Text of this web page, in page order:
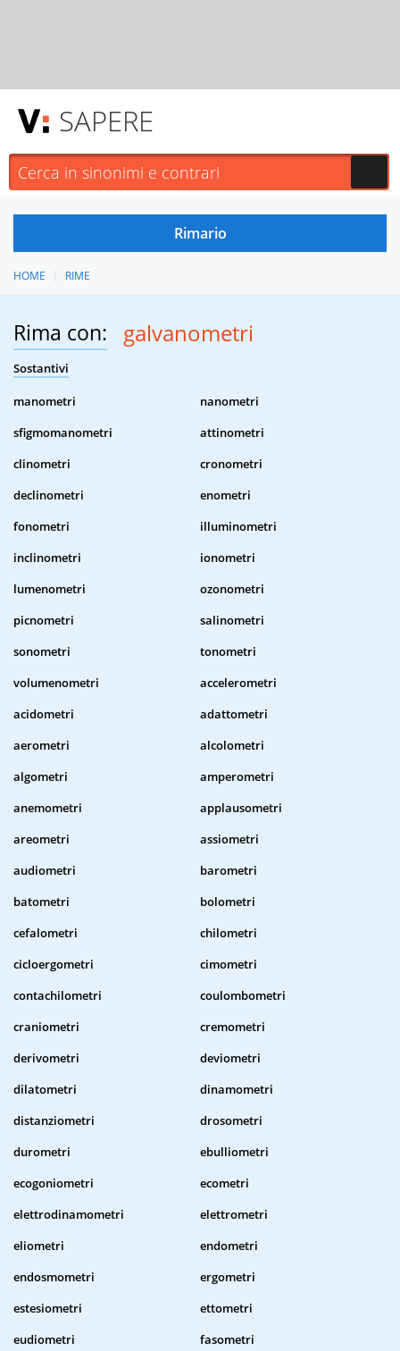
SAPERE
HOME RIME
Rima con: galvanometri
Sostantivi
manometri
nanometri
sfigmomanometri
attinometri
clinometri
cronometri
declinometri
enometri
fonometri
illuminometri
inclinometri
ionometri
lumenometri
ozonometri
picnometri
salinometri
sonometri
tonometri
volumenometri
accelerometri
acidometri
adattometri
aerometri
alcolometri
algometri
amperometri
anemometri
applausometri
areometri
assiometri
audiometri
barometri
batometri
bolometri
cefalometri
chilometri
cicloergometri
cimometri
contachilometri
coulombometri
craniometri
cremometri
derivometri
deviometri
dilatometri
dinamometri
distanziometri
drosometri
durometri
ebulliometri
ecogoniometri
ecometri
elettrodinamometri
elettrometri
eliometri
endometri
endosmometri
ergometri
estesiometri
ettometri
eudiometri
fasometri